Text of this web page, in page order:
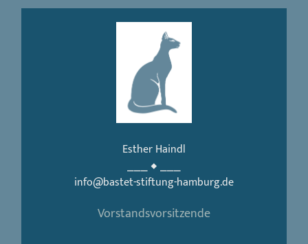
Esther Haindl
⎯⎯⎯ ◆ ⎯⎯⎯
info@bastet-stiftung-hamburg.de
Vorstandsvorsitzende